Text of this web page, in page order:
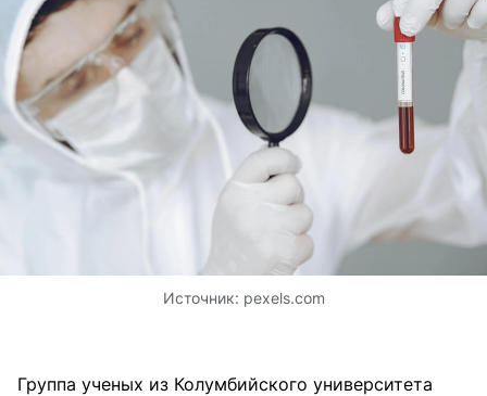
Источник: pexels.com
Группа ученых из Колумбийского университета